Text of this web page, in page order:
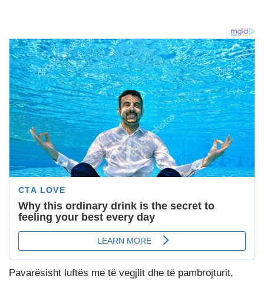
Pavarësisht luftës me të vegjlit dhe të pambrojturit,